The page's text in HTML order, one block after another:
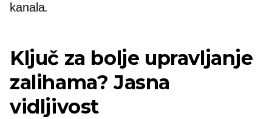
kanala.
Ključ za bolje upravljanje
zalihama? Jasna
vidljivost